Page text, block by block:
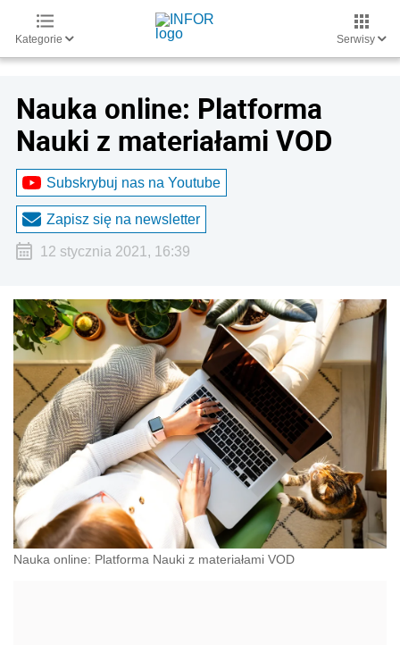
Kategorie Serwisy
Nauka online: Platforma
Nauki z materiałami VOD
Subskrybuj nas na Youtube
Zapisz się na newsletter
12 stycznia 2021, 16:39
Nauka online: Platforma Nauki z materiałami VOD